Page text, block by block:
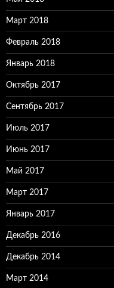
Март 2018
Февраль 2018
Январь 2018
Октябрь 2017
Сентябрь 2017
Июль 2017
Июнь 2017
Май 2017
Март 2017
Январь 2017
Декабрь 2016
Декабрь 2014
Март 2014